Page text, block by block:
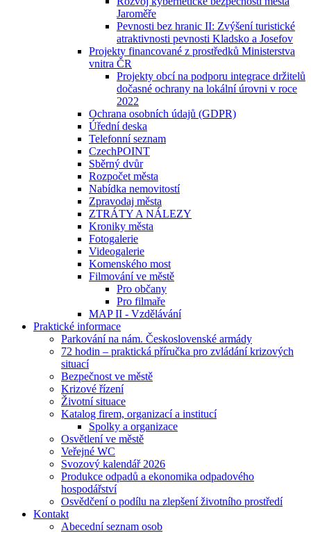
Jaroměře
Pevnosti bez hranic II: Zvýšení turistické
atraktivnosti pevnosti Kladsko a Josefov
Projekty financované z prostředků Ministerstva
vnitra ČR
Projekty obcí na podporu integrace držitelů
dočasné ochrany na lokální úrovni v roce
2022
Ochrana osobních údajů (GDPR)
Úřední deska
Telefonní seznam
CzechPOINT
Sběrný dvůr
Rozpočet města
Nabídka nemovitostí
Zpravodaj města
ZTRÁTY A NÁLEZY
Kroniky města
Fotogalerie
Videogalerie
Komenského most
Filmování ve městě
Pro občany
Pro filmaře
MAP II - Vzdělávání
Praktické informace
Parkování na nám. Československé armády
72 hodin – praktická příručka pro zvládání krizových
situací
Bezpečnost ve městě
Krizové řízení
Životní situace
Katalog firem, organizací a institucí
Spolky a organizace
Osvětlení ve městě
Veřejné WC
Svozový kalendář 2026
Produkce odpadů a ekonomika odpadového
hospodářství
Osvědčení o podílu na zlepšení životního prostředí
Kontakt
Abecední seznam osob